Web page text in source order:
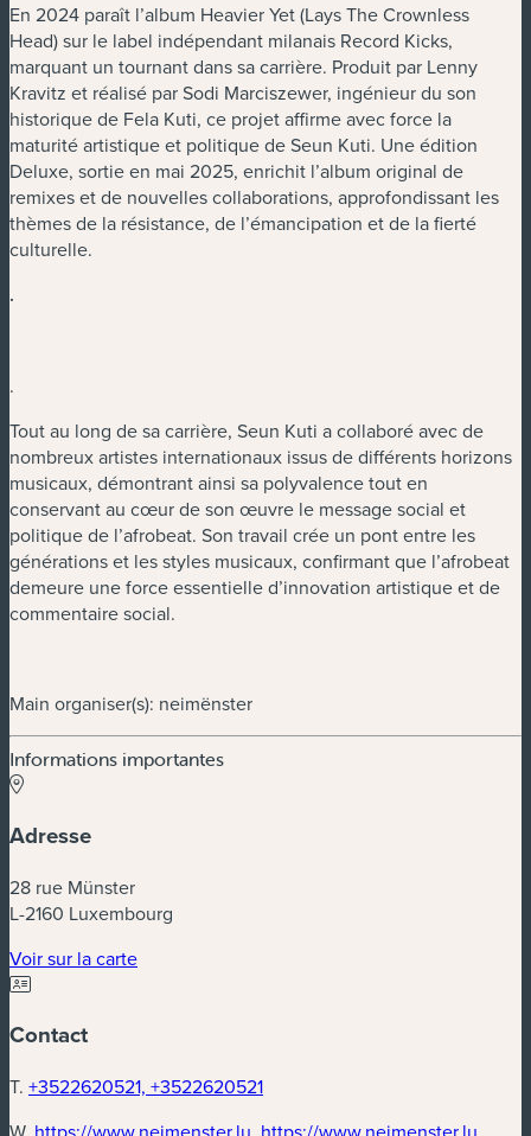
En 2024 paraît l’album Heavier Yet (Lays The Crownless
Head) sur le label indépendant milanais Record Kicks,
marquant un tournant dans sa carrière. Produit par Lenny
Kravitz et réalisé par Sodi Marciszewer, ingénieur du son
historique de Fela Kuti, ce projet affirme avec force la
maturité artistique et politique de Seun Kuti. Une édition
Deluxe, sortie en mai 2025, enrichit l’album original de
remixes et de nouvelles collaborations, approfondissant les
thèmes de la résistance, de l’émancipation et de la fierté
culturelle.
.
.
Tout au long de sa carrière, Seun Kuti a collaboré avec de
nombreux artistes internationaux issus de différents horizons
musicaux, démontrant ainsi sa polyvalence tout en
conservant au cœur de son œuvre le message social et
politique de l’afrobeat. Son travail crée un pont entre les
générations et les styles musicaux, confirmant que l’afrobeat
demeure une force essentielle d’innovation artistique et de
commentaire social.
Main organiser(s): neimënster
Informations importantes
Adresse
28 rue Münster
L-2160 Luxembourg
Voir sur la carte(nouvelle fenêtre)
Contact
T. +3522620521, +3522620521